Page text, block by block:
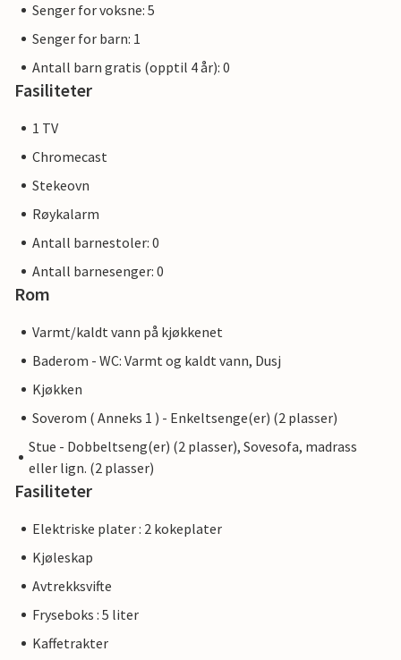
Senger for voksne: 5
Senger for barn: 1
Antall barn gratis (opptil 4 år): 0
Fasiliteter
1 TV
Chromecast
Stekeovn
Røykalarm
Antall barnestoler: 0
Antall barnesenger: 0
Rom
Varmt/kaldt vann på kjøkkenet
Baderom - WC: Varmt og kaldt vann, Dusj
Kjøkken
Soverom ( Anneks 1 ) - Enkeltsenge(er) (2 plasser)
Stue - Dobbeltseng(er) (2 plasser), Sovesofa, madrass
eller lign. (2 plasser)
Fasiliteter
Elektriske plater : 2 kokeplater
Kjøleskap
Avtrekksvifte
Fryseboks : 5 liter
Kaffetrakter